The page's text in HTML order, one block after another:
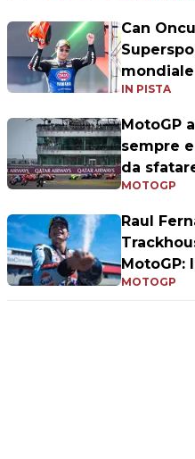
Can
IN PISTA
MotoGP
sempre
da
MOTOGP
Raul
MOTOGP